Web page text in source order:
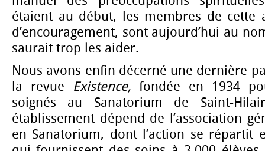
étaient au début, les membres de cette
d’encouragement, sont aujourd’hui au
saurait trop les aider.
Nous avons enfin décerné une dernière
la revue Existence, fondée en 1934
soignés au Sanatorium de Saint-
établissement dépend de l’association
en Sanatorium, dont l’action se répartit